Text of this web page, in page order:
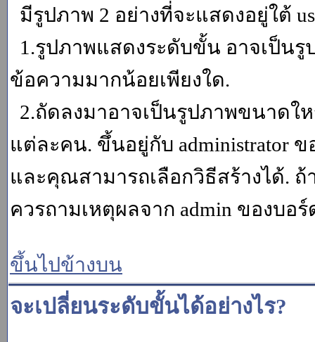
มีรูปภาพ 2 อย่างที่จะแสดงอยู่ใต้
1.รูปภาพแสดงระดับขั้น อาจเป็น
ข้อความมากน้อยเพียงใด.
2.ถัดลงมาอาจเป็นรูปภาพขนาดใ
แต่ละคน. ขึ้นอยู่กับ administrator
และคุณสามารถเลือกวิธีสร้างได้.
ควรถามเหตุผลจาก admin ของบอ
ขึ้นไปข้างบน
จะเปลี่ยนระดับขั้นได้อย่างไร?